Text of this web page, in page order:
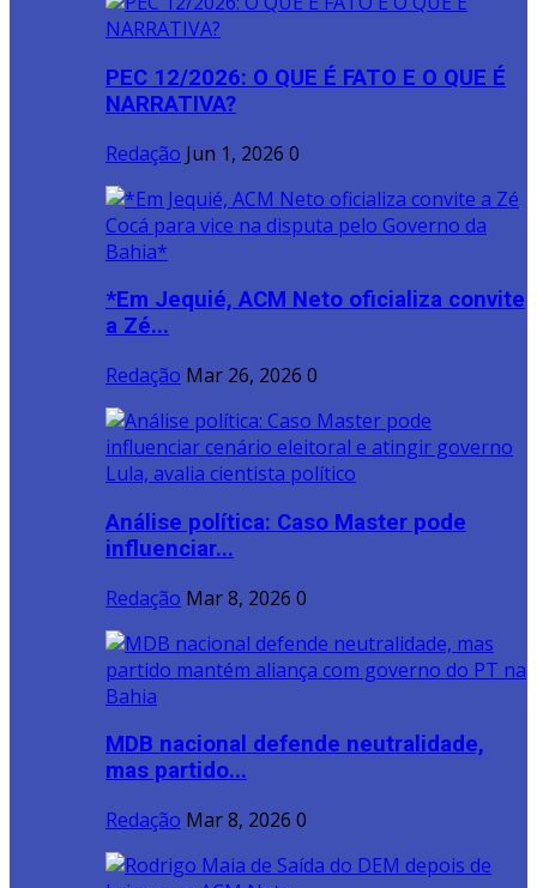
PEC 12/2026: O QUE É FATO E O QUE É
NARRATIVA?
Redação Jun 1, 2026 0
*Em Jequié, ACM Neto oficializa convite
a Zé...
Redação Mar 26, 2026 0
Análise política: Caso Master pode
influenciar...
Redação Mar 8, 2026 0
MDB nacional defende neutralidade,
mas partido...
Redação Mar 8, 2026 0